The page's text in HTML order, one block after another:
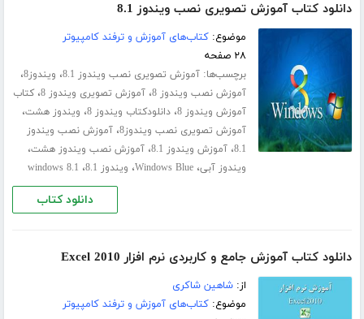
دانلود کتاب آموزش تصویری نصب ویندوز 8.1
موضوع:کتاب‌های آموزش و ترفند کامپیوتر
۲۸ صفحه
برچسب‌ها:آموزش تصویری نصب ویندوز 8.1 ، ویندوز8 ،
آموزش نصب ویندوز 8 ،آموزش تصویری ویندوز 8 ،کتاب
آموزش ویندوز 8 ،دانلودکتاب ویندوز 8 ، ویندوز هشت،
آموزش تصویری نصب ویندوز8 ،آموزش نصب ویندوز
8.1،آموزش ویندوز 8.1 ،آموزش نصب ویندوز هشت،
ویندوز آبی،Windows Blue، ویندوز 8.1 ، windows 8.1
دانلود کتاب
دانلود کتاب آموزش جامع و کاربردی نرم افزار Excel 2010
از:شاهین شاکری
موضوع:کتاب‌های آموزش و ترفند کامپیوتر